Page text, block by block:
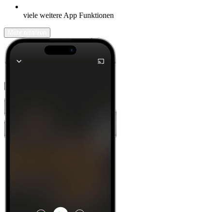
viele weitere App Funktionen